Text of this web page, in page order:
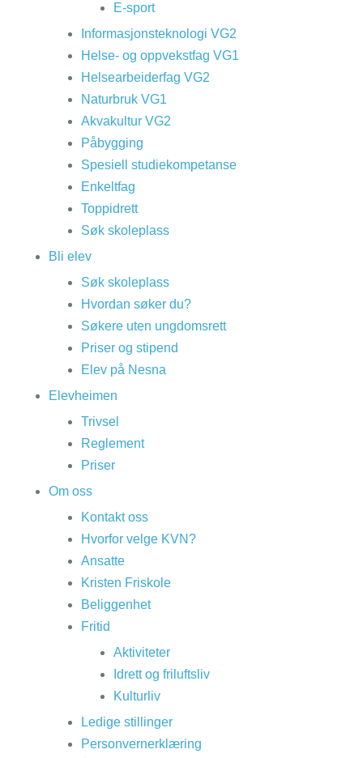
E-sport
Informasjonsteknologi VG2
Helse- og oppvekstfag VG1
Helsearbeiderfag VG2
Naturbruk VG1
Akvakultur VG2
Påbygging
Spesiell studiekompetanse
Enkeltfag
Toppidrett
Søk skoleplass
Bli elev
Søk skoleplass
Hvordan søker du?
Søkere uten ungdomsrett
Priser og stipend
Elev på Nesna
Elevheimen
Trivsel
Reglement
Priser
Om oss
Kontakt oss
Hvorfor velge KVN?
Ansatte
Kristen Friskole
Beliggenhet
Fritid
Aktiviteter
Idrett og friluftsliv
Kulturliv
Ledige stillinger
Personvernerklæring